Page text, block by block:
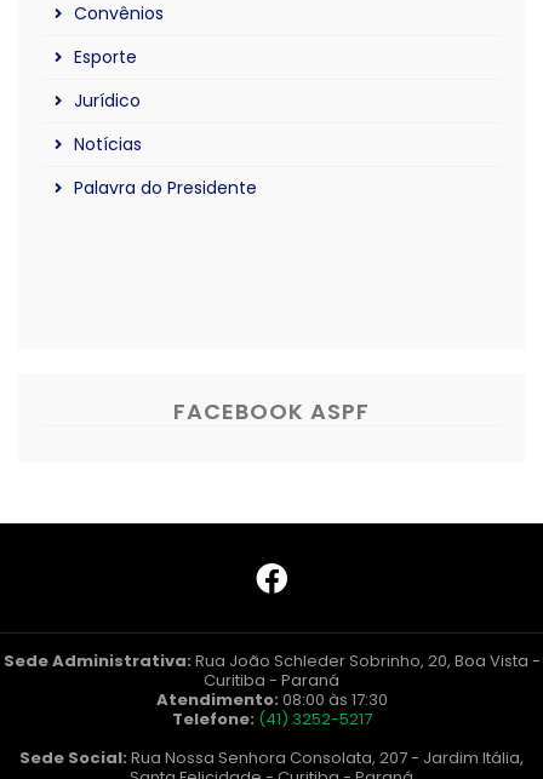
Convênios
Esporte
Jurídico
Notícias
Palavra do Presidente
FACEBOOK ASPF
Sede Administrativa: Rua João Schleder Sobrinho, 20, Boa Vista -
Curitiba - Paraná
Atendimento: 08:00 às 17:30
Telefone: (41) 3252-5217
Sede Social: Rua Nossa Senhora Consolata, 207 - Jardim Itália,